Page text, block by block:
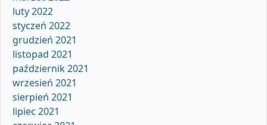
luty 2022
styczeń 2022
grudzień 2021
listopad 2021
październik 2021
wrzesień 2021
sierpień 2021
lipiec 2021